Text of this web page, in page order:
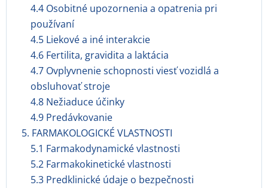
4.4 Osobitné upozornenia a opatrenia pri
používaní
4.5 Liekové a iné interakcie
4.6 Fertilita, gravidita a laktácia
4.7 Ovplyvnenie schopnosti viesť vozidlá a
obsluhovať stroje
4.8 Nežiaduce účinky
4.9 Predávkovanie
5. FARMAKOLOGICKÉ VLASTNOSTI
5.1 Farmakodynamické vlastnosti
5.2 Farmakokinetické vlastnosti
5.3 Predklinické údaje o bezpečnosti